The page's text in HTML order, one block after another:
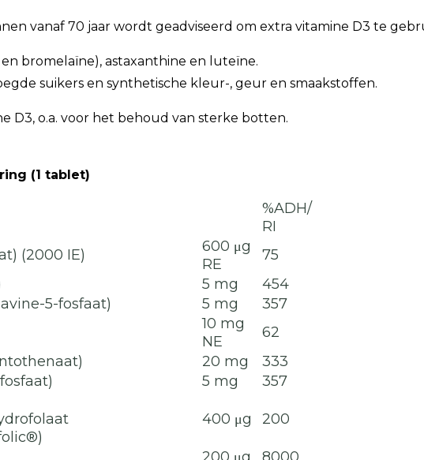
vanaf 70 jaar wordt geadviseerd om extra vitamine D3 te
bromelaïne), astaxanthine en luteïne.
suikers en synthetische kleur-, geur en smaakstoffen.
D3, o.a. voor het behoud van sterke botten.
(1 tablet)
%ADH/
RI
(2000 IE)
600 μg
RE
75
5 mg
454
5-fosfaat)
5 mg
357
10 mg
NE
62
20 mg
333
5 mg
357
400 μg 200